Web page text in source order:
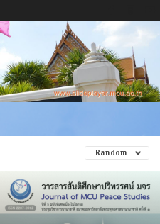
Random